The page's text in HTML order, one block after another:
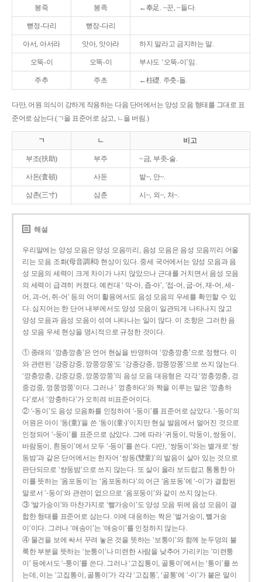
봉죽 봉족 ←奉足. ~꾼, ~들다.
뻗정-다리 뻗장-다리
아서, 아서라 앗아, 앗아라 하지 말라고 금지하는 말.
오뚝-이 오똑-이 부사도 ‘오뚝-이’임.
주추 주초 ←柱礎. 주춧-돌.
다만, 어원 의식이 강하게 작용하는 다음 단어에서는 양성 모음 형태를 그대로 표
준어로 삼는다.(ㄱ을 표준어로 삼고, ㄴ을 버림.)
ㄱ ㄴ 비고
부조(扶助) 부주 ~금, 부좃-술.
사돈(査頓) 사둔 밭~, 안~.
삼촌(三寸) 삼춘 시~, 외~, 처~.
해설
우리말에는 양성 모음은 양성 모음끼리, 음성 모음은 음성 모음끼리 어울
리는 모음 조화(母音調和) 현상이 있다. 중세 국어에서는 양성 모음과 음
성 모음의 세력이 크게 차이가 나지 않았으나 근대를 거치면서 음성 모음
의 세력이 급격히 커졌다. 예컨대 ‘ 막-아, 좁-아’, ‘접-어, 굽-어, 재-어, 세-
어, 괴-어, 쥐-어’ 등의 어미 활용에서도 음성 모음의 우세를 확인할 수 있
다. 심지어는 한 단어 내부에서도 양성 모음이 일관되게 나타나지 않고
양성 모음과 음성 모음이 섞여 나타나는 일이 많다. 이 조항은 그러한 음
성 모음 우세 현상을 명시적으로 규정한 것이다.
① 종래의 ‘깡총깡총’은 언어 현실을 반영하여 ‘깡충깡충’으로 정했다. 이
와 관련된 ‘강중강중, 깡쭝깡쭝’도 ‘강종강종, 깡쫑깡쫑’으로 쓰지 않는다.
‘깡충깡충, 강중강중, 깡쭝깡쭝’의 음성 모음 대응형은 각각 ‘껑충껑충, 겅
중겅중, 껑쭝껑쭝’이다. 그러나 ‘ 껑충하다’와 짝을 이루는 말은 ‘깡총하
다’로서 ‘깡충하다’가 오히려 비표준어이다.
② ‘-동이’도 음성 모음화를 인정하여 ‘-둥이’를 표준어로 삼았다. ‘-둥이’의
어원은 아이 ‘동(童)’을 쓴 ‘동이(童-)’이지만 현실 발음에서 멀어진 것으로
인정되어 ‘-둥이’를 표준으로 삼았다. 그에 따라 ‘귀둥이, 막둥이, 쌍둥이,
바람둥이, 흰둥이’에서 모두 ‘-둥이’를 쓴다. 다만, ‘쌍둥이’와는 별개로 ‘쌍
동밤’과 같은 단어에서는 한자어 ‘쌍동(雙童)’의 발음이 살아 있는 것으로
판단되므로 ‘쌍둥밤’으로 쓰지 않는다. 또 살이 올라 보드랍고 통통한 아
이를 뜻하는 ‘옴포동이’는 ‘옴포동하다’의 어근 ‘옴포동’에 ‘-이’가 결합된
말로서 ‘-둥이’와 관련이 없으므로 ‘옴포둥이’와 같이 쓰지 않는다.
③ ‘발가숭이’와 마찬가지로 ‘빨가숭이’도 양성 모음 뒤에 음성 모음이 결
합한 형태를 표준어로 삼는다. 이에 대응하는 짝은 ‘벌거숭이, 뻘거숭
이’이다. 그러나 ‘애송이’는 ‘애숭이’를 인정하지 않는다.
④ 물건을 보에 싸서 꾸려 놓은 것을 뜻하는 ‘보퉁이’와 함께 눈두덩의 불
룩한 부분을 뜻하는 ‘눈퉁이’나 미련한 사람을 낮추어 가리키는 ‘미련퉁
이’ 등에서도 ‘-퉁이’를 쓴다. 그러나 ‘고집통이, 골통이’에서는 ‘통이’를 쓰
는데, 이는 ‘고집통이, 골통이’가 각각 ‘고집통’, ‘골통’에 ‘-이’가 붙은 말이